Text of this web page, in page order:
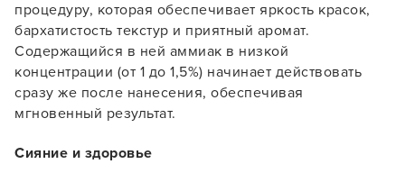
процедуру, которая обеспечивает яркость красок,
бархатистость текстур и приятный аромат.
Содержащийся в ней аммиак в низкой
концентрации (от 1 до 1,5%) начинает действовать
сразу же после нанесения, обеспечивая
мгновенный результат.
Сияние и здоровье